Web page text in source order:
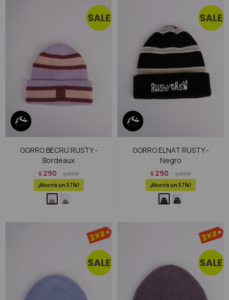
GORRO BECRU RUSTY -
Bordeaux
$ 290 $690
57
GORRO ELNAT RUSTY -
Negro
$ 290 $690
57